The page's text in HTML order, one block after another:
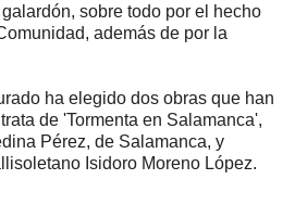
sobre todo por el hecho
además de por la
ha elegido dos obras que han
de 'Tormenta en Salamanca',
Pérez, de Salamanca, y
Isidoro Moreno López.